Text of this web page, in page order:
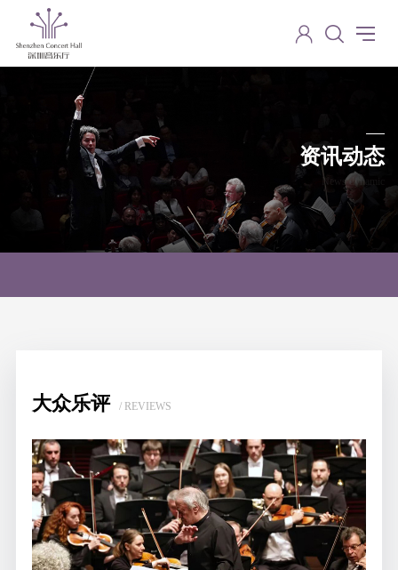
资讯动态
News dynamic
大众乐评 / REVIEWS